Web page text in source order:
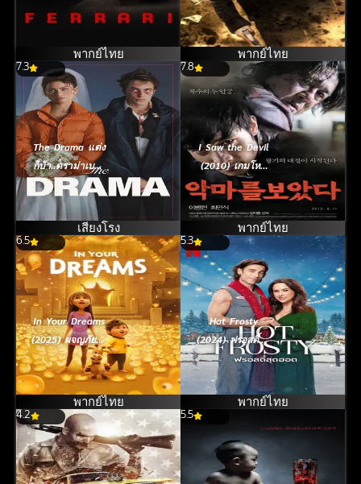
พากย์ไทย พากย์ไทย
7.3
The Drama แต่ง
ก็บ้า..ดราม่าเบอร์
นี้ (2026)
เสียงโรง
7.8
I Saw the Devil
(2010) เกมโหด
ล่าโหด
พากย์ไทย
6.5
In Your Dreams
(2025) ผจญภัยใน
ฝัน
พากย์ไทย
5.3
Hot Frosty
(2024) ฟรอสตี้สุด
ฮอต
พากย์ไทย
4.2 5.5